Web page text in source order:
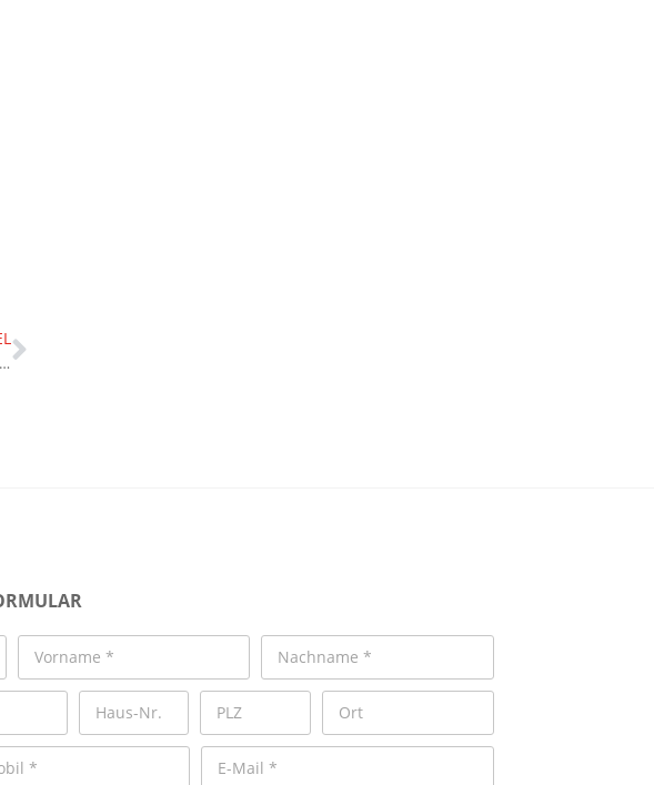
Anpassungsstrategien für Immobilieneigentümer in einem dynamischen Marktumfeld